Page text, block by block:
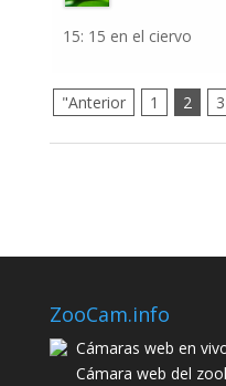
15: 15 en el ciervo
"Anterior 1 2 3
ZooCam.info
Cámaras web en
Cámara web del